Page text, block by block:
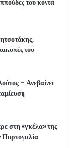
του κοντά
του
– Ανεβαίνει
στη «γκέλα» της
Πορτογαλία